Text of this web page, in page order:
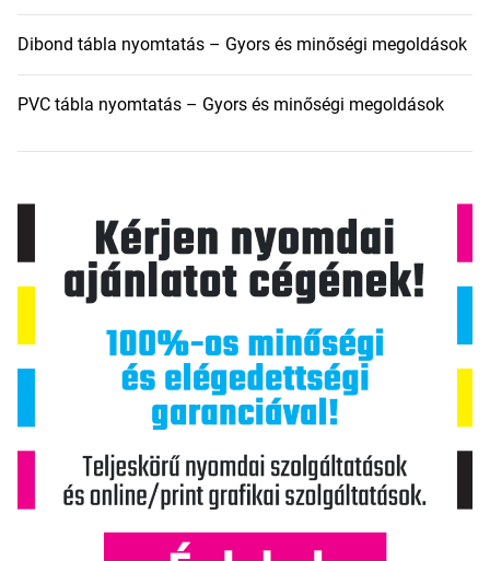
Dibond tábla nyomtatás – Gyors és minőségi megoldások
PVC tábla nyomtatás – Gyors és minőségi megoldások